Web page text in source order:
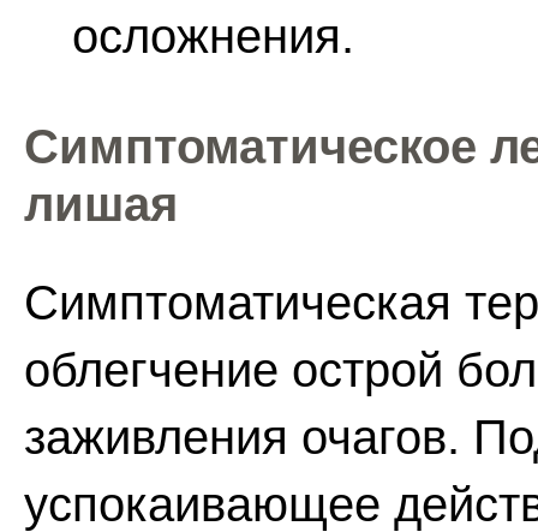
осложнения.
Симптоматическое
лишая
Симптоматическая
облегчение острой
заживления очагов.
успокаивающее